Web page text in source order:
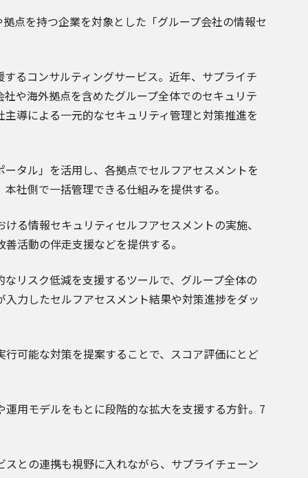
点を持つ企業を対象とした「グループ会社の情報セ
るコンサルティングサービス。近年、サプライチ
や海外拠点を含めたグループ全体でのセキュリテ
導による一元的なセキュリティ管理と対策推進を
タル」を活用し、各拠点でセルフアセスメントを
社側で一括管理できる仕組みを提供する。
る情報セキュリティセルフアセスメントの実施、
活動の伴走支援などを提供する。
リスク低減を支援するツールで、グループ全体の
力したセルフアセスメント結果や対策進捗をダッ
可能な対策を提案することで、スコア評価にとど
用モデルをもとに段階的な拡大を支援する方針。7
との連携も視野に入れながら、サプライチェーン